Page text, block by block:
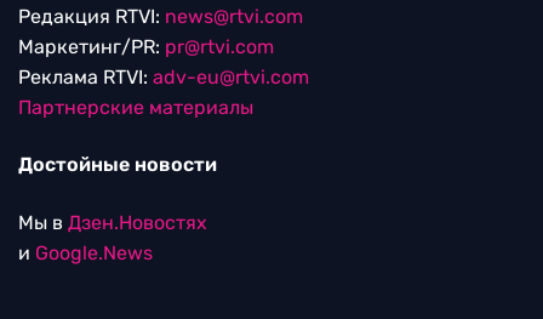
Редакция RTVI: news@rtvi.com
Маркетинг/PR: pr@rtvi.com
Реклама RTVI: adv-eu@rtvi.com
Партнерские материалы
Достойные новости
Мы в Дзен.Новостях
и Google.News